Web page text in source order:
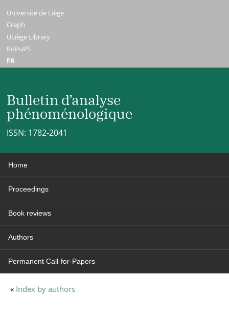
Université de Liège
Creph
ULiège Library
PoPuPS
FR
Bulletin d’analyse
phénoménologique
ISSN: 1782-2041
Home
Proceedings
Book reviews
Authors
Permanent Call-for-Papers
« Index by authors